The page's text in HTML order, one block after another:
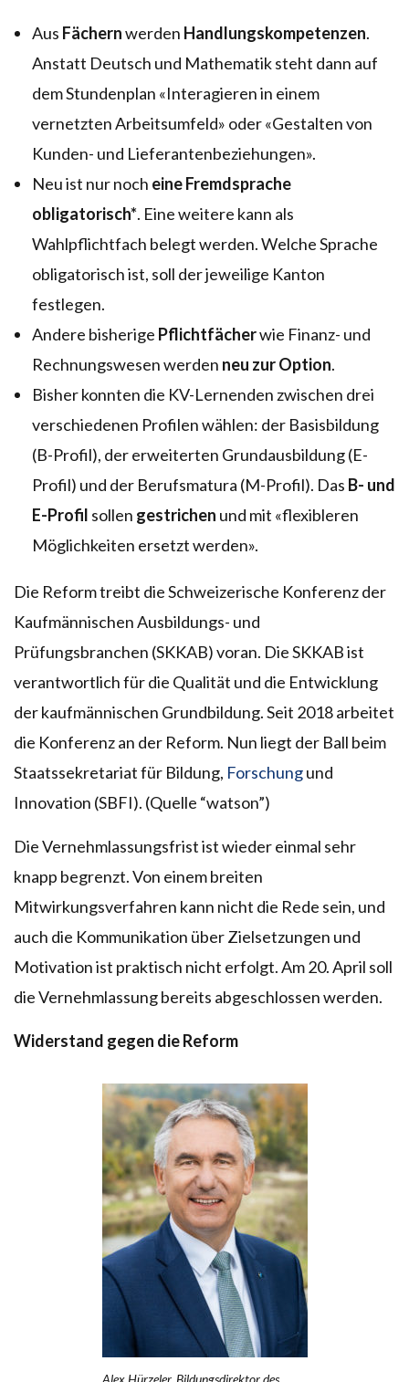
Aus Fächernwerden Handlungskompetenzen.
Anstatt Deutsch und Mathematik steht dann auf
dem Stundenplan «Interagieren in einem
vernetzten Arbeitsumfeld» oder «Gestalten von
Kunden- und Lieferantenbeziehungen».
Neu ist nur noch eine Fremdsprache
obligatorisch*. Eine weitere kann als
Wahlpflichtfach belegt werden. Welche Sprache
obligatorisch ist, soll der jeweilige Kanton
festlegen.
Andere bisherige Pflichtfächerwie Finanz- und
Rechnungswesen werden neu zurOption.
Bisher konnten die KV-Lernenden zwischen drei
verschiedenen Profilen wählen: der Basisbildung
(B-Profil), der erweiterten Grundausbildung (E-
Profil) und der Berufsmatura (M-Profil). Das B- und
E-Profil sollen gestrichen und mit «flexibleren
Möglichkeiten ersetzt werden».
Die Reform treibt die Schweizerische Konferenz der
Kaufmännischen Ausbildungs- und
Prüfungsbranchen (SKKAB) voran. Die SKKAB ist
verantwortlich für die Qualität und die Entwicklung
der kaufmännischen Grundbildung. Seit 2018 arbeitet
die Konferenz an der Reform. Nun liegt der Ball beim
Staatssekretariat für Bildung, Forschungund
Innovation (SBFI). (Quelle “watson”)
Die Vernehmlassungsfrist ist wieder einmal sehr
knapp begrenzt. Von einem breiten
Mitwirkungsverfahren kann nicht die Rede sein, und
auch die Kommunikation über Zielsetzungen und
Motivation ist praktisch nicht erfolgt. Am 20. April soll
die Vernehmlassung bereits abgeschlossen werden.
Widerstand gegen die Reform
Alex Hürzeler, Bildungsdirektor des